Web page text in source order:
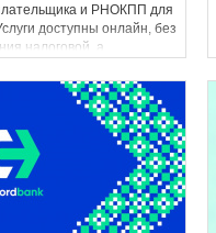
и РНОКПП для
доступны онлайн, без
налоговой, а
силу, как и